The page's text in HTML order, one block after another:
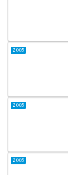
2005
2005
2005